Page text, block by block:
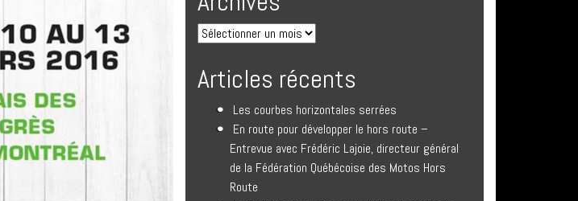
Articles récents
Les courbes horizontales serrées
En route pour développer le hors route –
Entrevue avec Frédéric Lajoie, directeur général
de la Fédération Québécoise des Motos Hors
Route